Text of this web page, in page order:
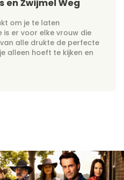
en Zwijmel Weg
om je te laten
is er voor elke vrouw die
alle drukte de perfecte
alleen hoeft te kijken en